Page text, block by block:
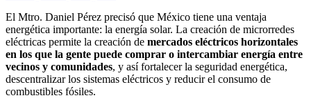
El Mtro. Daniel Pérez precisó que México tiene una ventaja
energética importante: la energía solar. La creación de microrredes
eléctricas permite la creación de mercados eléctricos horizontales
en los que la gente puede comprar o intercambiar energía entre
vecinos y comunidades, y así fortalecer la seguridad energética,
descentralizar los sistemas eléctricos y reducir el consumo de
combustibles fósiles.